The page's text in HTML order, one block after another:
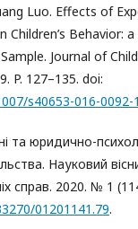
Luo. Effects of
Children’s Behavior: a
Journal of
P. 127–135. doi:
s40653-016-0092-1
та юридично-
Науковий
справ. 2020. № 1
01201141.79.